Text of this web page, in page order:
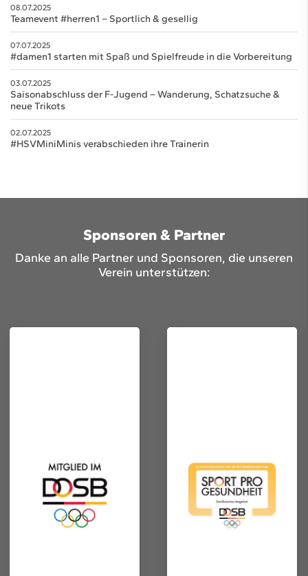
08.07.2025
Teamevent #herren1 – Sportlich & gesellig
07.07.2025
#damen1 starten mit Spaß und Spielfreude in die Vorbereitung
03.07.2025
Saisonabschluss der F-Jugend – Wanderung, Schatzsuche &
neue Trikots
02.07.2025
#HSVMiniMinis verabschieden ihre Trainerin
Sponsoren & Partner
Danke an alle Partner und Sponsoren, die unseren
Verein unterstützen: